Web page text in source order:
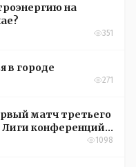
на
351
в городе
271
матч третьего
конференций
1098